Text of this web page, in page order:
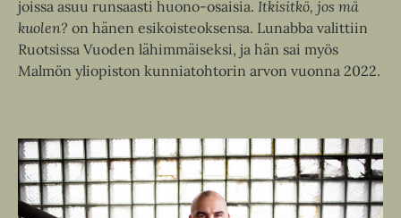
joissa asuu runsaasti huono-osaisia. Itkisitkö, jos mä
kuolen? on hänen esikoisteoksensa. Lunabba valittiin
Ruotsissa Vuoden lähimmäiseksi, ja hän sai myös
Malmön yliopiston kunniatohtorin arvon vuonna 2022.